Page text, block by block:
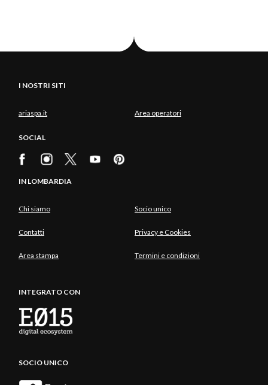
I NOSTRI SITI
ariaspa.it Area operatori
SOCIAL
IN LOMBARDIA
Chi siamo Socio unico
Contatti Privacy e Cookies
Area stampa Termini e condizioni
INTEGRATO CON
SOCIO UNICO